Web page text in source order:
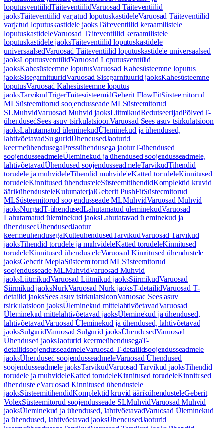
loputusventiilidTäiteventiilidVaruosad Täiteventiilid
jaoksTäiteventiilid varjatud loputuskastideleVaruosad Täiteventiilid
varjatud loputuskastidele jaoksTäiteventiilid keraamilistele
loputuskastideleVaruosad Täiteventiilid keraamilistele
loputuskastidele jaoksTäiteventiilid loputuskastidele
universaalsedVaruosad Täiteventiilid loputuskastidele universaalsed
jaoksLoputusventiilidVaruosad Loputusventiilid
jaoksKahesüsteemne loputusVaruosad Kahesüsteemne loputus
jaoksSisegarnituuridVaruosad Sisegarnituurid jaoksKahesüsteemne
loputusVaruosad Kahesüsteemne loputus
jaoksTarvikudTrigerToitesüsteemidGeberit FlowFitSüsteemitorud
MLSüsteemitorud soojendusseade MLSüsteemitorud
SLMuhvidVaruosad Muhvid jaoksLiitmikudRedutseerijadPõlvedT-
ühendusedSees asuv tsirkulatsioonVaruosad Sees asuv tsirkulatsioon
jaoksLahutamatud üleminekudÜleminekud ja ühendused,
lahtivõetavadSulguridÜhendusedJaoturid
keermeühendusegaPressühendusega jaoturT-ühendused
soojendusseadmeleÜleminekud ja ühendused soojendusseadmele,
lahtivõetavadÜhendused soojendusseadmeleTarvikudTihendid
torudele ja muhvideleTihendid muhvideleKatted torudeleKinnitused
torudeleKinnitused ühendusteleSüsteemitihendidKomplektid kruvid
äärikühendusteleKulumaterjalGeberit PushFitSüsteemitorud
MLSüsteemitorud soojendusseade MLMuhvidVaruosad Muhvid
jaoksNurgadT-ühendusedLahutamatud üleminekudVaruosad
Lahutamatud üleminekud jaoksLahutatavad üleminekud ja
ühendusedÜhendusedJaotur
keermeühendusegaKütteühendusedTarvikudVaruosad Tarvikud
jaoksTihendid torudele ja muhvideleKatted torudeleKinnitused
torudeleKinnitused ühendusteleVaruosad Kinnitused ühendustele
jaoksGeberit MeplaSüsteemitorud MLSüsteemitorud
soojendusseade MLMuhvidVaruosad Muhvid
jaoksLiitmikudVaruosad Liitmikud jaoksSiirmikudVaruosad
Siirmikud jaoksNurkVaruosad Nurk jaoksT-detailidVaruosad T-
detailid jaoksSees asuv tsirkulatsioonVaruosad Sees asuv
tsirkulatsioon jaoksÜleminekud mittelahtivõetavadVaruosad
Üleminekud mittelahtivõetavad jaoksÜleminekud ja ühendused,
lahtivõetavadVaruosad Üleminekud ja ühendused, lahtivõetavad
jaoksSulguridVaruosad Sulgurid jaoksÜhendusedVaruosad
Ühendused jaoksJaoturid keermeühendusegaT-
detailidsoojendusseadmeleVaruosad T-detailidsoojendusseadmele
jaoksÜhendused soojendusseadmeleVaruosad Ühendused
soojendusseadmele jaoksTarvikudVaruosad Tarvikud jaoksTihendid
torudele ja muhvideleKatted torudeleKinnitused torudeleKinnitused
ühendusteleVaruosad Kinnitused ühendustele
jaoksSüsteemitihendidKomplektid kruvid äärikühendusteleGeberit
VolexSüsteemitorud soojendusseade SLMuhvidVaruosad Muhvid
jaoksÜleminekud ja ühendused, lahtivõetavadVaruosad Üleminekud
ja ühendused, lahtivõetavad jaoksÜhendusedJaoturid